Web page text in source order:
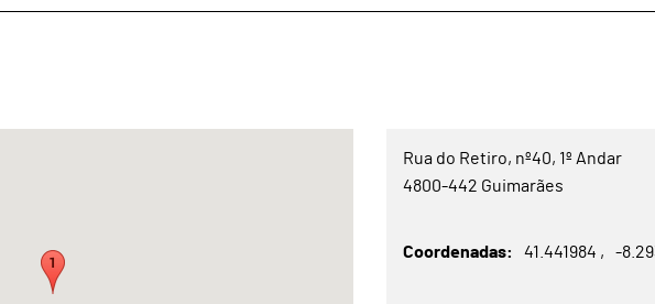
Rua do Retiro, nº40, 1º Andar
4800-442 Guimarães
Coordenadas 41.441984 -